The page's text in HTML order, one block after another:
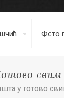
Фото
у готово